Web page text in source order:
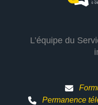
L’équipe du
Permanence